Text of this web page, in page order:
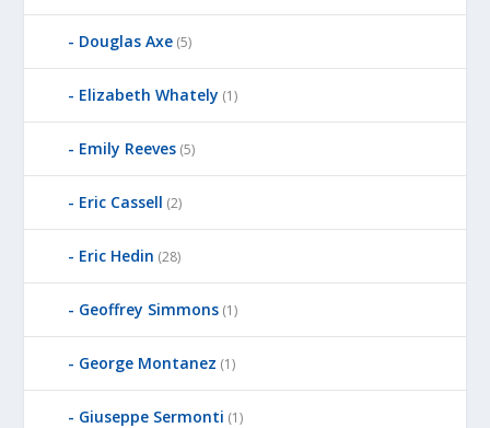
Douglas Axe (5)
Elizabeth Whately (1)
Emily Reeves (5)
Eric Cassell (2)
Eric Hedin (28)
Geoffrey Simmons (1)
George Montanez (1)
Giuseppe Sermonti (1)